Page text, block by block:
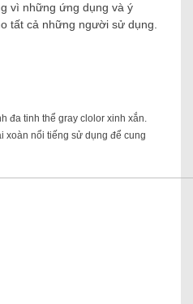
vì những ứng dụng và ý
tất cả những người sử dụng.
đa tinh thể gray clolor xinh xắn.
xoàn nổi tiếng sử dụng để cung